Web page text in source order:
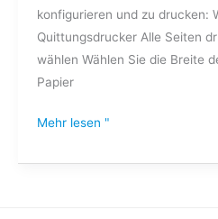
konfigurieren und zu drucken:
Quittungsdrucker Alle Seiten
wählen Wählen Sie die Breite
Papier
Mehr lesen "